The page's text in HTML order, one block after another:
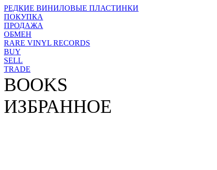
РЕДКИЕ ВИНИЛОВЫЕ ПЛАСТИНКИ
ПОКУПКА
ПРОДАЖА
ОБМЕН
RARE VINYL RECORDS
BUY
SELL
TRADE
BOOKS
ИЗБРАННОЕ